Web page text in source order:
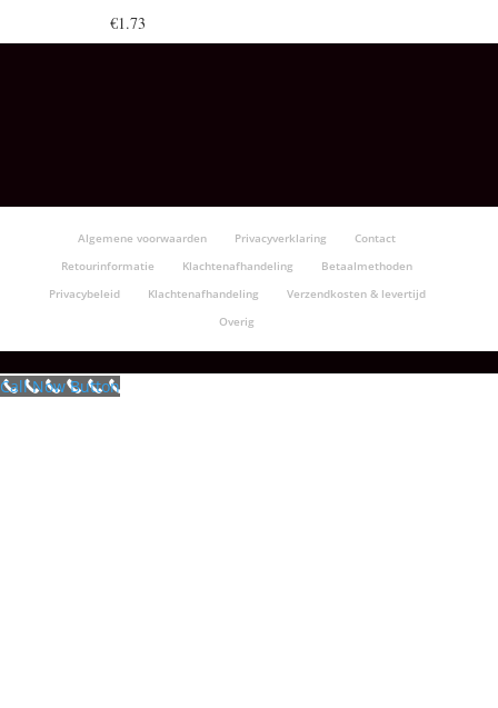
€1.73
Algemene voorwaarden Privacyverklaring
Contact
Retourinformatie
Klachtenafhandeling
Betaalmethoden
Privacybeleid
Klachtenafhandeling
Verzendkosten & levertijd
Overig
Call Now Button